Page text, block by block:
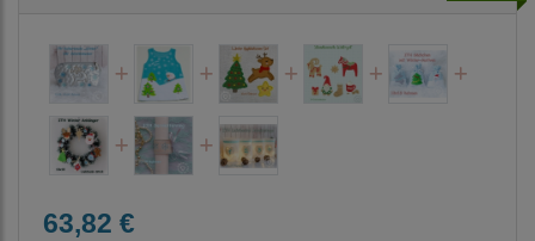
63,82 €